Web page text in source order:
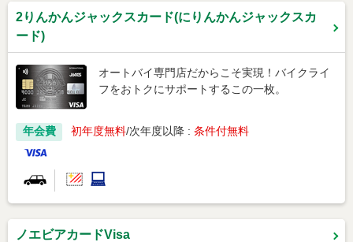
2りんかんジャックスカード(にりんかんジャックスカ
ード)
オートバイ専門店だからこそ実現！バイクライ
フをおトクにサポートするこの一枚。
年会費 初年度無料 次年度以降 : 条件付無料
ノエビアカードVisa